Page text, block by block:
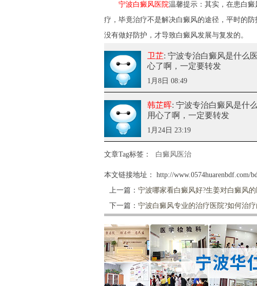
宁波白癜风医院温馨提示：其实，在患白
疗，毕竟治疗不是解决白癜风的途径，平时的
没有做好防护，才导致白癜风发展与复发的。
卫芷: 宁波专治白癜风是什么
心了啊，一定要转发
1月8日 08:49
韩芷晖: 宁波专治白癜风是什
用心了啊，一定要转发
1月24日 23:19
文章Tag标签： 白癜风医治
本文链接地址：
http://www.0574huarenbdf.com/
上一篇： 宁波哪家看白癜风好?生姜对白癜风
下一篇： 宁波白癜风专业的治疗医院?如何治